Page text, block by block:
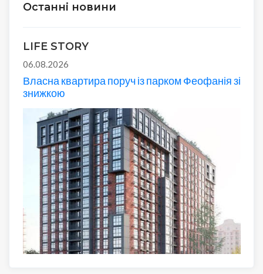
Останні новини
LIFE STORY
06.08.2026
Власна квартира поруч із парком Феофанія зі
знижкою